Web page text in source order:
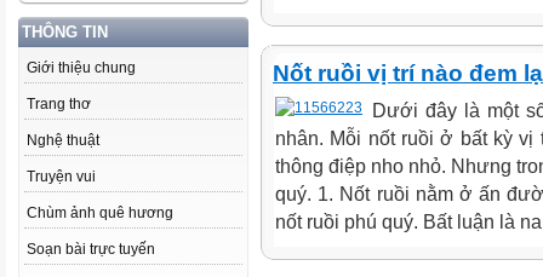
THÔNG TIN
Giới thiệu chung
Trang thơ
Nghệ thuật
Truyện vui
Chùm ảnh quê hương
Soạn bài trực tuyến
Nốt ruồi vị trí nào đem
Dưới đây là một
nhân. Mỗi nốt ruồi ở bất kỳ vị
thông điệp nho nhỏ. Nhưng
quý. 1. Nốt ruồi nằm ở ấn
nốt ruồi phú quý. Bất luận là